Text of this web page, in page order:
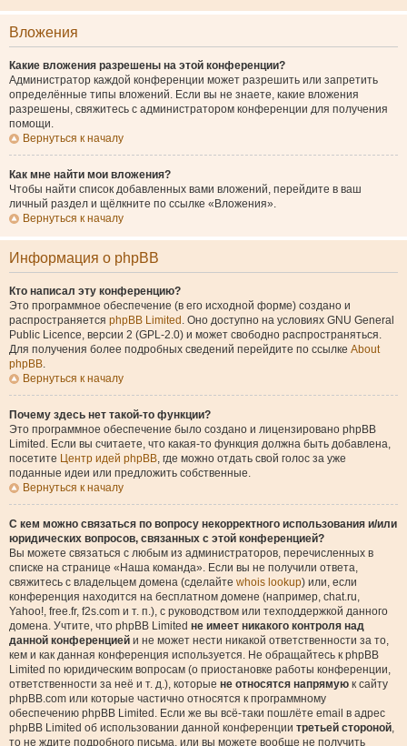
Вложения
Какие вложения разрешены на этой конференции?
Администратор каждой конференции может разрешить или запретить
определённые типы вложений. Если вы не знаете, какие вложения
разрешены, свяжитесь с администратором конференции для получения
помощи.
Вернуться к началу
Как мне найти мои вложения?
Чтобы найти список добавленных вами вложений, перейдите в ваш
личный раздел и щёлкните по ссылке «Вложения».
Вернуться к началу
Информация о phpBB
Кто написал эту конференцию?
Это программное обеспечение (в его исходной форме) создано и
распространяется phpBB Limited . Оно доступно на условиях GNU General
Public Licence, версии 2 (GPL-2.0) и может свободно распространяться.
Для получения более подробных сведений перейдите по ссылке About
phpBB.
Вернуться к началу
Почему здесь нет такой-то функции?
Это программное обеспечение было создано и лицензировано phpBB
Limited. Если вы считаете, что какая-то функция должна быть добавлена,
посетите Центр идей phpBB, где можно отдать свой голос за уже
поданные идеи или предложить собственные.
Вернуться к началу
С кем можно связаться по вопросу некорректного использования и/или
юридических вопросов, связанных с этой конференцией?
Вы можете связаться с любым из администраторов, перечисленных в
списке на странице «Наша команда». Если вы не получили ответа,
свяжитесь с владельцем домена (сделайте whois lookup) или, если
конференция находится на бесплатном домене (например, chat.ru,
Yahoo!, free.fr, f2s.com и т. п.), с руководством или техподдержкой данного
домена. Учтите, что phpBB Limited не имеет никакого контроля над
данной конференцией и не может нести никакой ответственности за то,
кем и как данная конференция используется. Не обращайтесь к phpBB
Limited по юридическим вопросам (о приостановке работы конференции,
ответственности за неё и т. д.), которые не относятся напрямую к сайту
phpBB.com или которые частично относятся к программному
обеспечению phpBB Limited. Если же вы всё-таки пошлёте email в адрес
phpBB Limited об использовании данной конференции третьей стороной,
то не ждите подробного письма, или вы можете вообще не получить